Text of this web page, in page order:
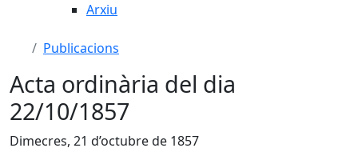
Arxiu
Publicacions
Acta ordinària del dia
22/10/1857
Dimecres, 21 d’octubre de 1857